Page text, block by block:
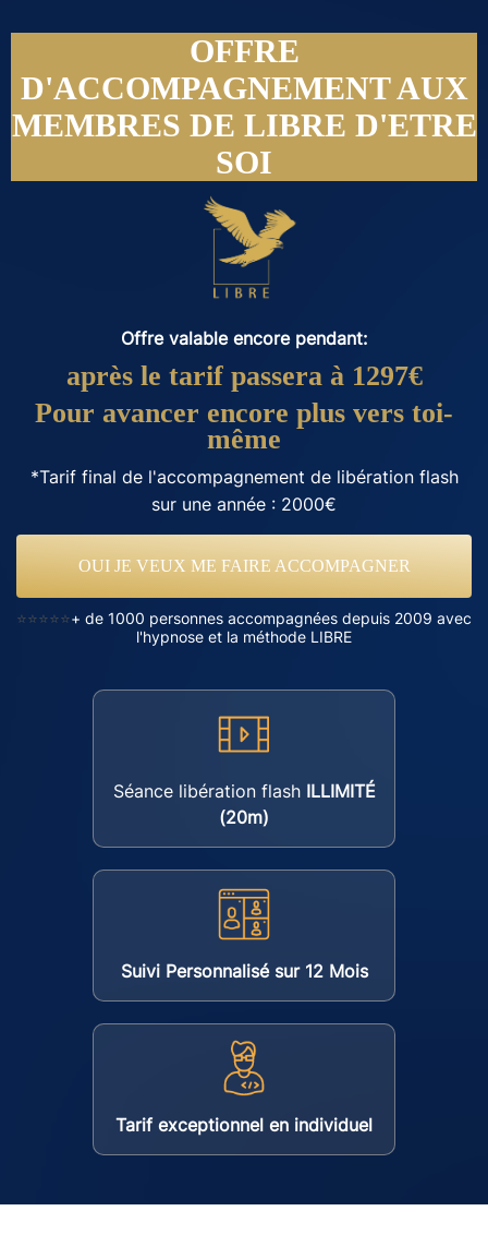
OFFRE
D'ACCOMPAGNEMENT AUX
MEMBRES DE LIBRE D'ETRE
SOI
Offre valable encore pendant:
après le tarif passera à 1297€
Pour avancer encore plus vers toi-
même
*Tarif final de l'accompagnement de libération flash
sur une année : 2000€
OUI JE VEUX ME FAIRE ACCOMPAGNER
⭐⭐⭐⭐⭐+ de 1000 personnes accompagnées depuis 2009 avec
l'hypnose et la méthode LIBRE
Séance libération flash ILLIMITÉ
(20m)
Suivi Personnalisé sur 12 Mois
Tarif exceptionnel en individuel